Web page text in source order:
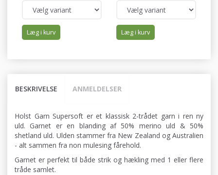
Læg i kurv Læg i kurv
BESKRIVELSE ANMELDELSER
Holst Garn Supersoft er et klassisk 2-trådet garn i ren ny
uld. Garnet er en blanding af 50% merino uld & 50%
shetland uld. Ulden stammer fra New Zealand og Australien
- alt sammen fra non mulesing fårehold.
Garnet er perfekt til både strik og hækling med 1 eller flere
tråde samlet.